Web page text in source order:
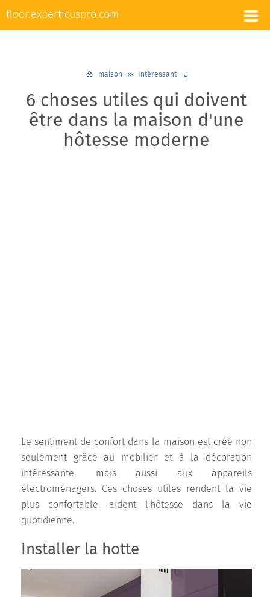
floor.experticuspro.com
L'appareil et la réparation des sols
Plancher chaud Plinthes Design et décoration
maison Intéressant
6 choses utiles qui doivent
être dans la maison d'une
hôtesse moderne
Le sentiment de confort dans la maison est créé non
seulement grâce au mobilier et à la décoration
intéressante, mais aussi aux appareils
électroménagers. Ces choses utiles rendent la vie
plus confortable, aident l'hôtesse dans la vie
quotidienne.
Installer la hotte